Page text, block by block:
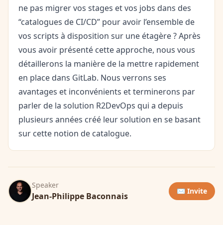
ne pas migrer vos stages et vos jobs dans des
“catalogues de CI/CD” pour avoir l’ensemble de
vos scripts à disposition sur une étagère ? Après
vous avoir présenté cette approche, nous vous
détaillerons la manière de la mettre rapidement
en place dans GitLab. Nous verrons ses
avantages et inconvénients et terminerons par
parler de la solution R2DevOps qui a depuis
plusieurs années créé leur solution en se basant
sur cette notion de catalogue.
Speaker
Jean-Philippe Baconnais ✉️ Invite